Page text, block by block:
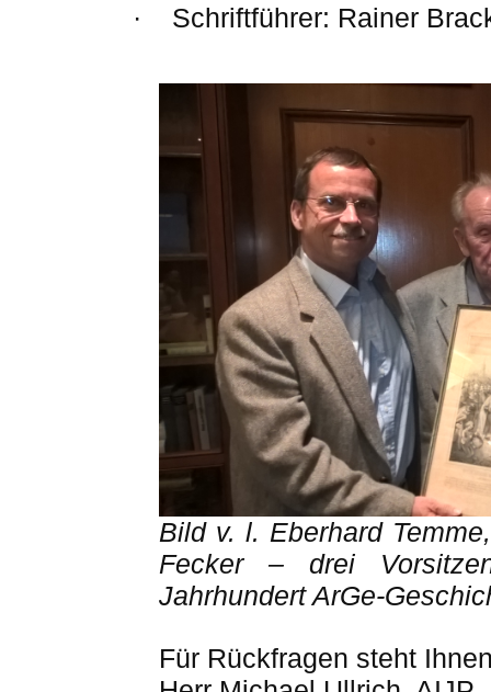
·
Schriftführer: Rainer
Bild v. l. Eberhard
Fecker – drei
JahrhundertArGe-
Für Rückfragen steht